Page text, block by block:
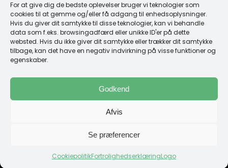
For at give dig de bedste oplevelser bruger vi teknologier som
cookies til at gemme og/eller få adgang til enhedsoplysninger.
Hvis du giver dit samtykke til disse teknologier, kan vi behandle
data som f.eks. browsingadfærd eller unikke ID'er på dette
websted. Hvis du ikke giver dit samtykke eller trækker dit samtykke
tilbage, kan det have en negativ indvirkning på visse funktioner og
egenskaber.
Godkend
Afvis
Se præferencer
CookiepolitikFortrolighedserklæringLogo
Links
Spørgsmål & Svar
Tråd
Design selv guide
Konto
Log ind
Copyright 1987 -2026 Camée Broderi | Web by GoGrafix